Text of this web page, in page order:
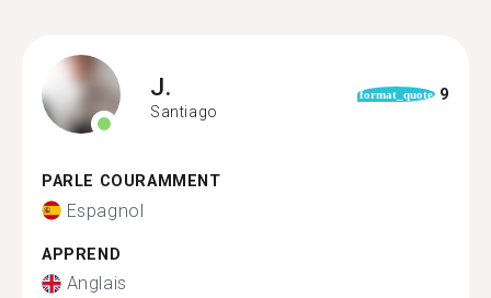
J.
Santiago
format_quote 9
PARLE COURAMMENT
Espagnol
APPREND
Anglais